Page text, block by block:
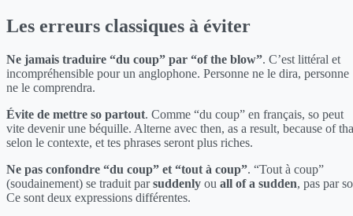
Les erreurs classiques à éviter
Ne jamais traduire “du coup” par “of the blow”. C’est littéral et
incompréhensible pour un anglophone. Personne ne le dira, personne
ne le comprendra.
Évite de mettre so partout. Comme “du coup” en français, so peut
vite devenir une béquille. Alterne avec then, as a result, because of
selon le contexte, et tes phrases seront plus riches.
Ne pas confondre “du coup” et “tout à coup”. “Tout à coup”
(soudainement) se traduit parsuddenly ou all of a sudden, pas par
Ce sont deux expressions différentes.